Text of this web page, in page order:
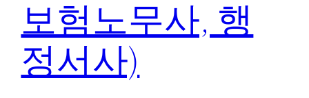
보험노무사, 행
정서사)